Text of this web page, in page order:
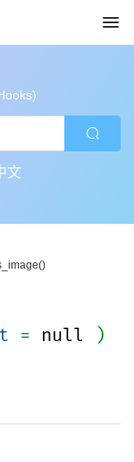
文
= null )